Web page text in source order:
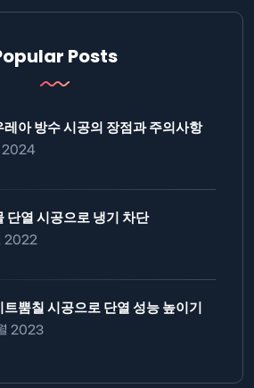
Posts
레아 방수 시공의 장점과 주의사항
2024
단열 시공으로 냉기 차단
2022
뿜칠 시공으로 단열 성능 높이기
2023